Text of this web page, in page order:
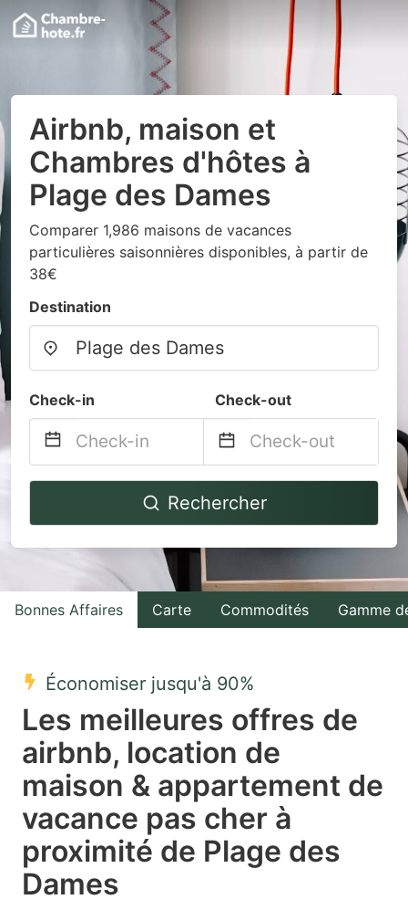
Airbnb, maison et
Chambres d'hôtes à
Plage des Dames
Comparer 1,986 maisons de vacances
particulières saisonnières disponibles, à partir de
38€
Destination
Check-in Check-out
Navigate
to
interact
with
the
select
date.
Press
question
mark
key
Navigate
backward
to
interact
with
the
select
a
date.
Press
question
mark
Rechercher
Bonnes Affaires Carte Commodités Gamme
Économiser jusqu'à 90%
Les meilleures offres de
airbnb, location de
maison & appartement de
vacance pas cher à
proximité de Plage des
Dames